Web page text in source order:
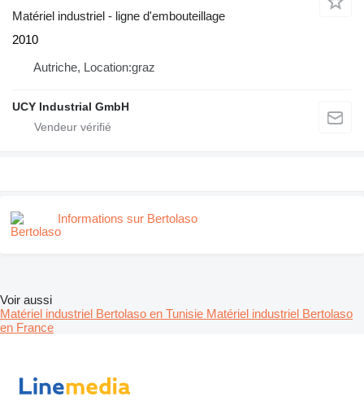
Matériel industriel - ligne d'embouteillage
2010
Autriche, Location:graz
UCY Industrial GmbH
Informations sur Bertolaso
Voir aussi
Matériel industriel Bertolaso en Tunisie Matériel industriel Bertolaso
en France